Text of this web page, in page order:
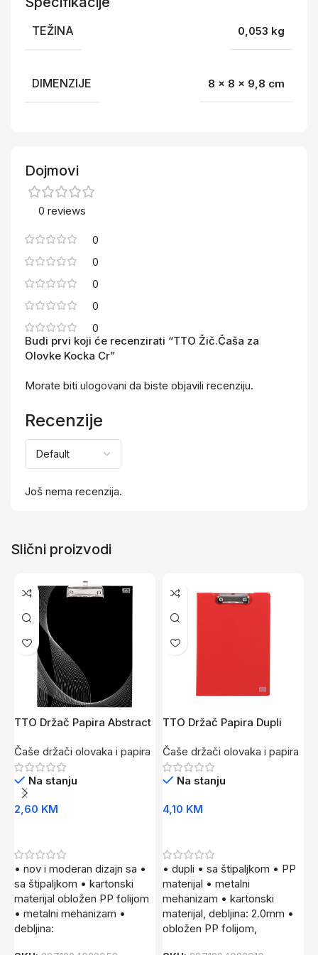
TEŽINA 0,053 kg
DIMENZIJE 8 × 8 × 9,8 cm
Dojmovi
0 reviews
0
0
0
0
0
Recenzije
Još nema recenzija.
Budi prvi koji će recenzirati “TTO Žič.Čaša za
Olovke Kocka Cr”
Morate biti ulogovani da biste objavili recenziju.
Slični proizvodi
TTO Držač Papira Abstract
Čaše držači olovaka i papira
Na stanju
2,60 KM
• nov i moderan dizajn sa •
sa štipaljkom • kartonski
materijal obložen PP folijom
• metalni mehanizam •
debljina:
TTO Držač Papira Dupli
Čaše držači olovaka i papira
Na stanju
4,10 KM
• dupli • sa štipaljkom • PP
materijal • metalni
mehanizam • kartonski
materijal, debljina: 2.0mm •
obložen PP folijom,